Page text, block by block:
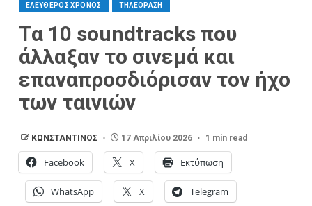
ΕΛΕΥΘΕΡΟΣ ΧΡΟΝΟΣ ΤΗΛΕΟΡΑΣΗ
Τα 10 soundtracks που
άλλαξαν το σινεμά και
επαναπροσδιόρισαν τον ήχο
των ταινιών
ΚΩΝΣΤΑΝΤΙΝΟΣ 17 Απριλίου 2026 1 min read
Facebook X Εκτύπωση
WhatsApp X Telegram